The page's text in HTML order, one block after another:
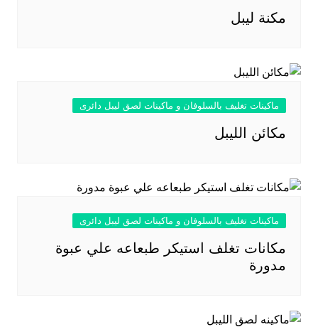
مكنة ليبل
ماكينات تغليف بالسلوفان و ماكينات لصق ليبل دائرى
مكائن الليبل
ماكينات تغليف بالسلوفان و ماكينات لصق ليبل دائرى
مكانات تغلف استيكر طبعاعه علي عبوة
مدورة